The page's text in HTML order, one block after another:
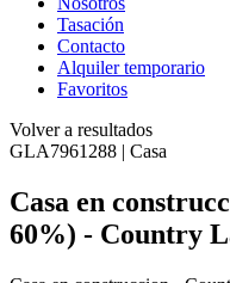
Tasación
Contacto
Alquiler temporario
Favoritos
Volver a resultados
GLA7961288 | Casa
Casa en
60%) - Country